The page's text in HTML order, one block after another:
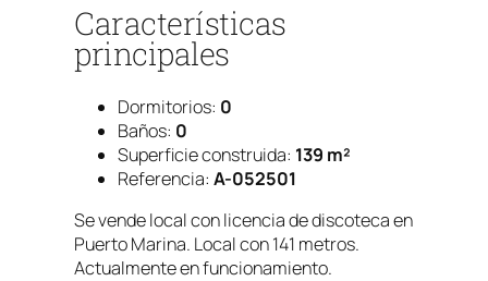
Características
principales
Dormitorios: 0
Baños: 0
Superficie construida: 139 m²
Referencia: A-052501
Se vende local con licencia de discoteca en
Puerto Marina. Local con 141 metros.
Actualmente en funcionamiento.